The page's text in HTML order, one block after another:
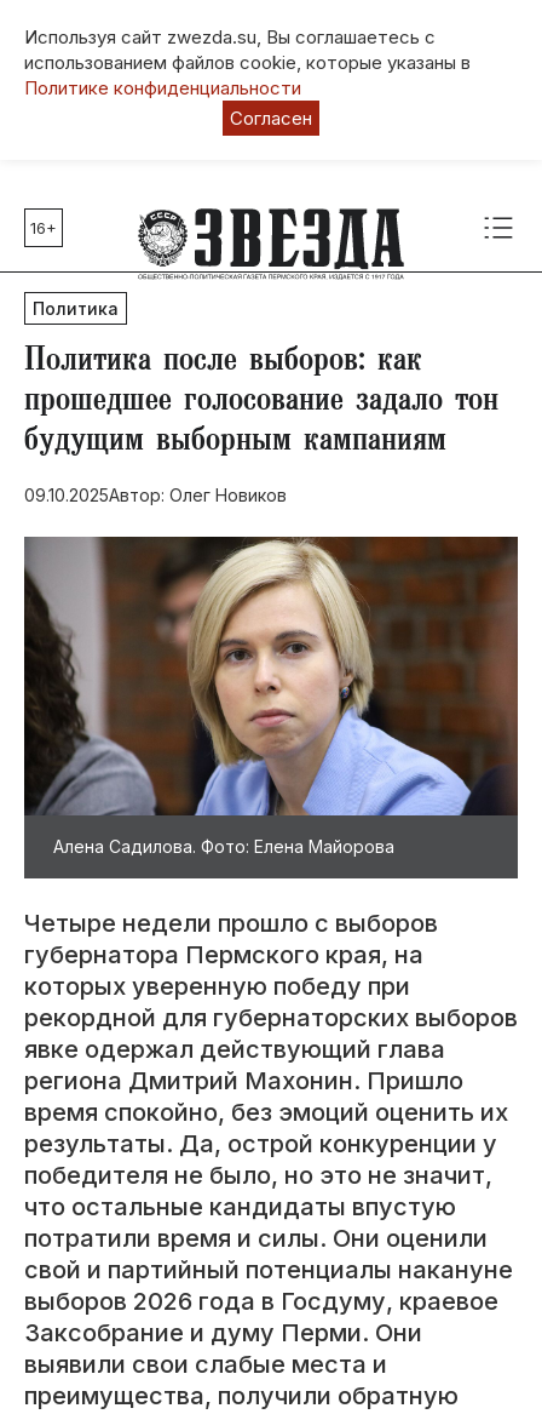
Используя сайт zwezda.su, Вы соглашаетесь с
использованием файлов cookie, которые указаны в
Политике конфиденциальности
Согласен
Главные темы
80 лет Победы
Молодежная столица РФ
СВО
Социальная поддержка
Инфраструктура
Благоустройство
16+
Политика
Политика после выборов: как
прошедшее голосование задало тон
будущим выборным кампаниям
09.10.2025Автор: Олег Новиков
Алена Садилова. Фото: Елена Майорова
​Четыре недели прошло с выборов
губернатора Пермского края, на
которых уверенную победу при
рекордной для губернаторских выборов
явке одержал действующий глава
региона Дмитрий Махонин. Пришло
время спокойно, без эмоций оценить их
результаты. Да, острой конкуренции у
победителя не было, но это не значит,
что остальные кандидаты впустую
потратили время и силы. Они оценили
свой и партийный потенциалы накануне
выборов 2026 года в Госдуму, краевое
Заксобрание и думу Перми. Они
выявили свои слабые места и
преимущества, получили обратную